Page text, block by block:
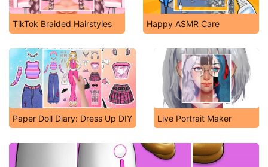
TikTok Braided Hairstyles Happy ASMR Care
Paper Doll Diary: Dress Up DIY Live Portrait Maker